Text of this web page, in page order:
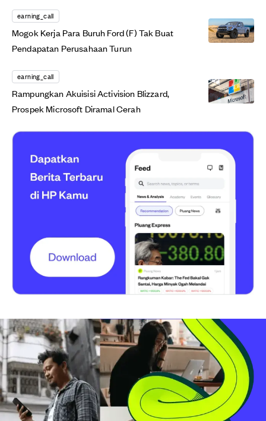
earning_call
Mogok Kerja Para Buruh Ford (F) Tak Buat
Pendapatan Perusahaan Turun
earning_call
Rampungkan Akuisisi Activision Blizzard,
Prospek Microsoft Diramal Cerah